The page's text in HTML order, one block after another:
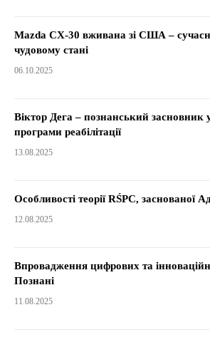
Mazda CX-30 вживана зі США –
чудовому стані
06.10.2025
Віктор Дега – познанський засновник
програми реабілітації
13.08.2025
Особливості теорії RŚPC, заснованої
12.08.2025
Впровадження цифрових та
Познані
11.08.2025